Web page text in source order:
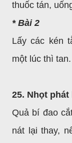
thuốc tán,
* Bài 2
Lấy các kén
một lúc thì tan.
25. Nhọt
Quả bí đao
nát lại thay,